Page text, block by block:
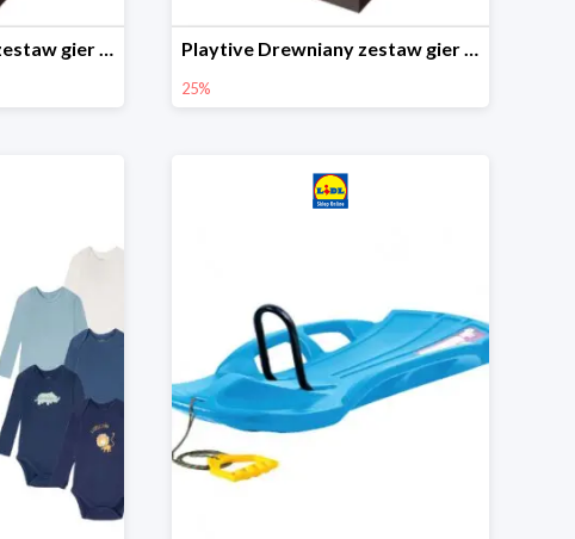
Playtive Drewniany zestaw gier 10 w 1 Playtive Drewniany zestaw gier 10 w 1
25%